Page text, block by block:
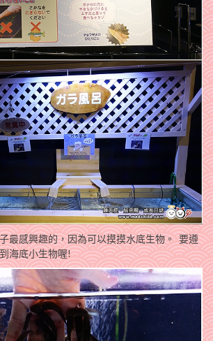
最感興趣的，因為可以摸摸水底生物。 要遵
海底小生物喔!